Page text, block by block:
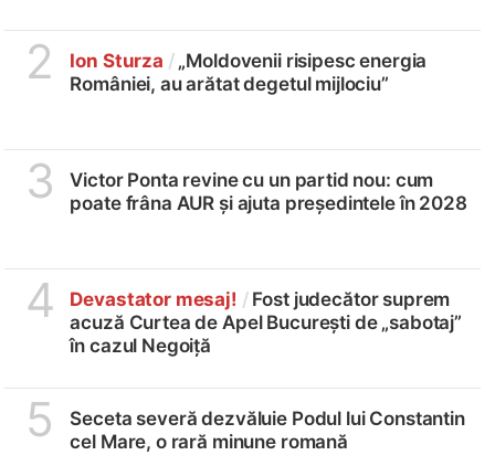
2 Ion Sturza /„Moldovenii risipesc energia
României, au arătat degetul mijlociu”
3
Victor Ponta revine cu un partid nou: cum
poate frâna AUR și ajuta președintele în 2028
4 Devastator mesaj! / Fost judecător suprem
acuză Curtea de Apel București de „sabotaj”
în cazul Negoiță
5
Seceta severă dezvăluie Podul lui Constantin
cel Mare, o rară minune romană